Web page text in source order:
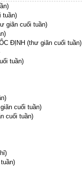
tuần)
giãn cuối tuần)
ĐỊNH (thư giãn cuối tuần)
tuần)
cuối tuần)
cuối tuần)